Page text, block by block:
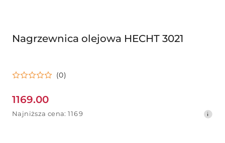
Nagrzewnica olejowa HECHT 3021
(0)
Cena
promocyjna:
1169.00
Najniższa
Najniższa cena: 1169